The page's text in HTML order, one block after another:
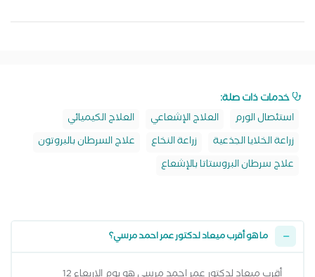
خدمات ذات صلة:
استئصال الورم
العلاج الإشعاعي
العلاج الكيميائي
زراعة الخلايا الجذعية
زراعة النخاع
علاج السرطان بالبروتون
علاج سرطان البروستاتا بالإشعاع
ما هو أقرب ميعاد لدكتور عمر احمد مرسي؟